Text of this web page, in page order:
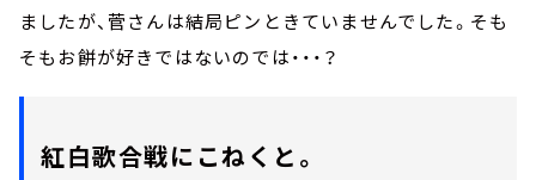
ましたが、菅さんは結局ピンときていませんでした。そも
そもお餅が好きではないのでは・・・？
紅白歌合戦にこねくと。